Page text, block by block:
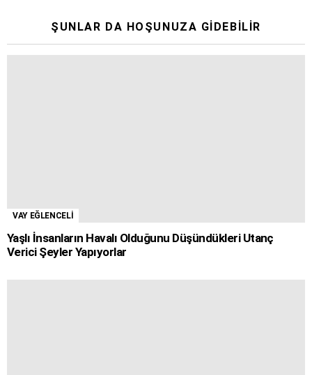
ŞUNLAR DA HOŞUNUZA GIDEBILIR
VAY EĞLENCELİ
Yaşlı İnsanların Havalı Olduğunu Düşündükleri Utanç
Verici Şeyler Yapıyorlar